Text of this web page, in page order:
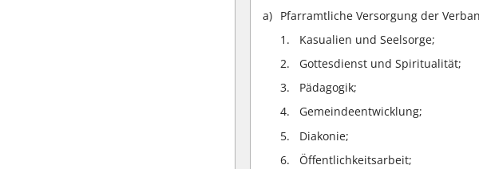
Pfarramtliche Versorgung der
Kasualien und Seelsorge;
Gottesdienst und Spiritualität;
Pädagogik;
Gemeindeentwicklung;
Diakonie;
Öffentlichkeitsarbeit;